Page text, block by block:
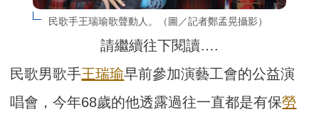
民歌手王瑞瑜歌聲動人。（圖／記者鄭孟晃攝影）
請繼續往下閱讀….
民歌男歌手王瑞瑜早前參加演藝工會的公益演
唱會，今年68歲的他透露過往一直都是有保勞